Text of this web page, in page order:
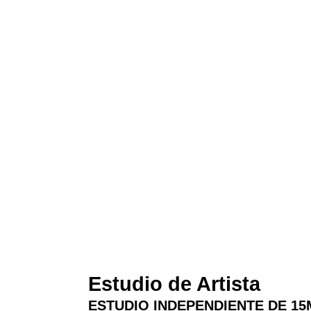
Estudio de Artista
ESTUDIO INDEPENDIENTE DE